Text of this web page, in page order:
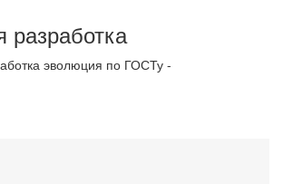
разработка
эволюция по ГОСТу -